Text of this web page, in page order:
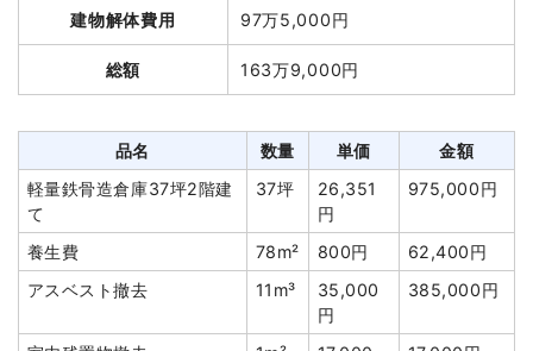
木造小屋30坪1階建て
30坪 16,000円
480,000円
0
値引き
2,000円
小計
518,000円
消費税
52,000円
建物解体費用 97万5,000円
総額 163万9,000円
品名 数量 単価
金額
軽量鉄骨造倉庫37坪2階建
て
37坪
26,351
円
975,000円
養生費 78m² 800円
62,400円
アスベスト撤去
11m³
35,000
円
385,000円